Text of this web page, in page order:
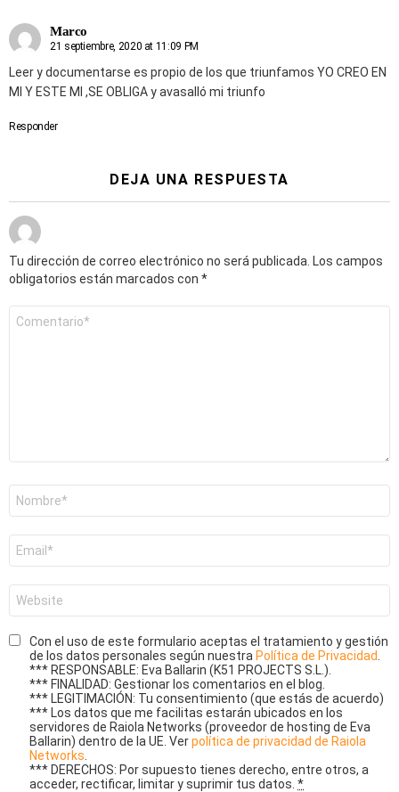
Marco
21 septiembre, 2020 at 11:09 PM
Leer y documentarse es propio de los que triunfamos YO CREO EN
MI Y ESTE MI ,SE OBLIGA y avasalló mi triunfo
Responder
DEJA UNA RESPUESTA
Tu dirección de correo electrónico no será publicada. Los campos
obligatorios están marcados con *
electrónico
*
Con el uso de este formulario aceptas el tratamiento y gestión
de los datos personales según nuestra Política de Privacidad
*** RESPONSABLE: Eva Ballarin (K51 PROJECTS S.L.).
*** FINALIDAD: Gestionar los comentarios en el blog.
*** LEGITIMACIÓN: Tu consentimiento (que estás de acuerdo)
*** Los datos que me facilitas estarán ubicados en los
servidores de Raiola Networks (proveedor de hosting de Eva
Ballarin) dentro de la UE. Verpolítica de privacidad de Raiola
Networks
*** DERECHOS: Por supuesto tienes derecho, entre otros, a
acceder, rectificar, limitar y suprimir tus datos. *